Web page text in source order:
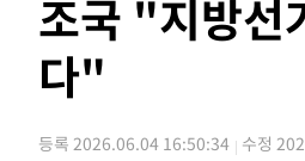
조국 "지방선
다"
등록 2026.06.04 16:50:34 수정